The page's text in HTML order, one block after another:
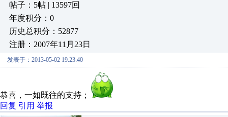
帖子：5帖 | 13597回
年度积分：0
历史总积分：52877
注册：2007年11月23日
发表于：2013-05-02 19:23:40
恭喜，一如既往的支持；
回复 引用 举报